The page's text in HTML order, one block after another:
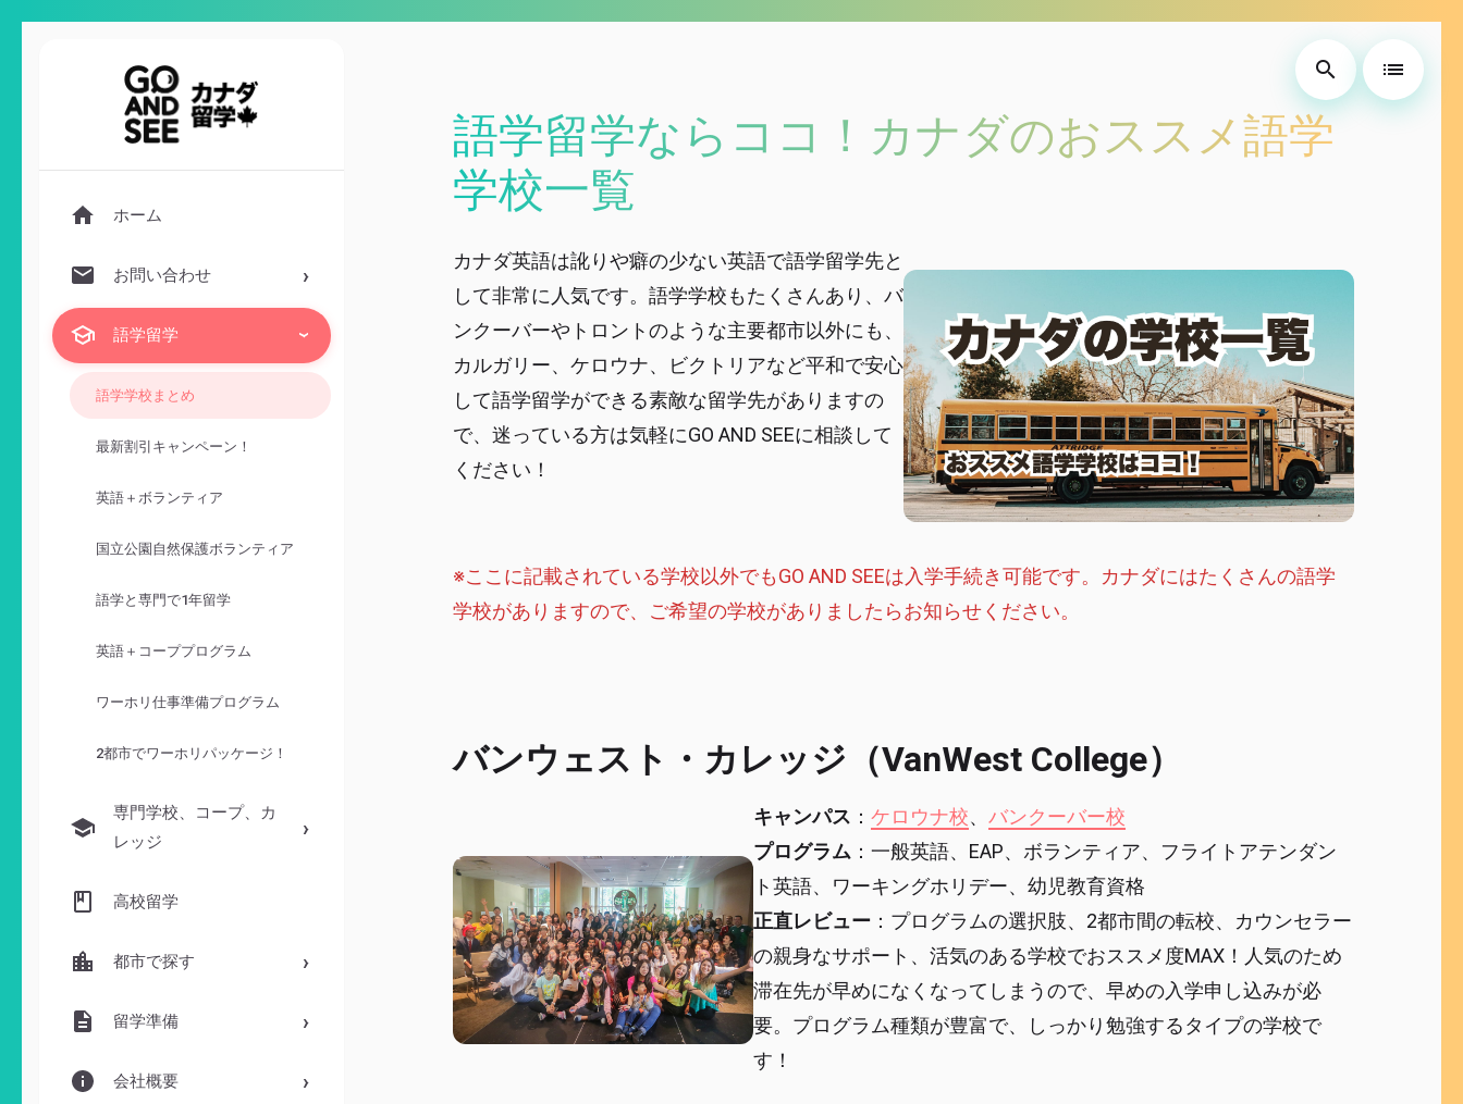
ホーム
お問い合わせ
語学留学
語学学校まとめ
最新割引キャンペーン！
英語＋ボランティア
国立公園自然保護ボランティア
語学と専門で1年留学
英語＋コーププログラム
ワーホリ仕事準備プログラム
2都市でワーホリパッケージ！
専門学校、コープ、カ
レッジ
高校留学
都市で探す
留学準備
会社概要
search list
語学留学ならココ！カナダのおススメ語学
学校一覧
カナダ英語は訛りや癖の少ない英語で語学留学先と
して非常に人気です。語学学校もたくさんあり、バ
ンクーバーやトロントのような主要都市以外にも、
カルガリー、ケロウナ、ビクトリアなど平和で安心
して語学留学ができる素敵な留学先がありますの
で、迷っている方は気軽にGO AND SEEに相談して
ください！
※ここに記載されている学校以外でもGO AND SEEは入学手続き可能です。カナダにはたくさんの語学
学校がありますので、ご希望の学校がありましたらお知らせください。
バンウェスト・カレッジ（VanWest College）
キャンパス ： ケロウナ校、 バンクーバー校
プログラム：一般英語、EAP、ボランティア、フライトアテンダン
ト英語、ワーキングホリデー、幼児教育資格
正直レビュー：プログラムの選択肢、2都市間の転校、カウンセラー
の親身なサポート、活気のある学校でおススメ度MAX！人気のため
滞在先が早めになくなってしまうので、早めの入学申し込みが必
要。プログラム種類が豊富で、しっかり勉強するタイプの学校で
す！